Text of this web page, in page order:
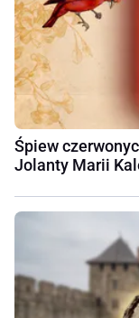
Śpiew
Jolanty Marii